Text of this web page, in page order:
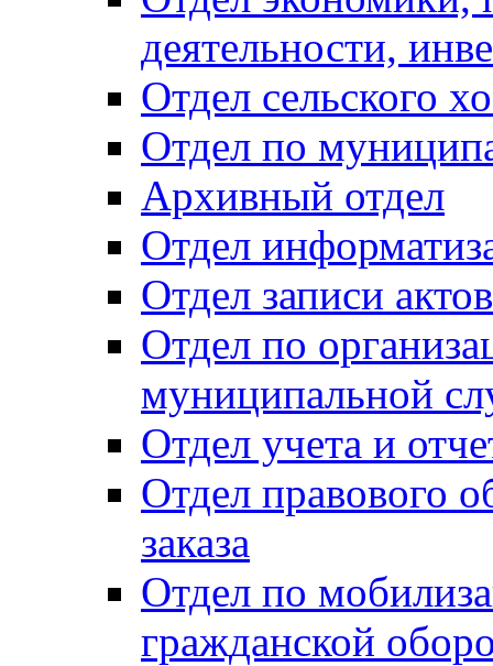
деятельности,
Отдел сельского
Отдел по
Архивный отдел
Отдел
Отдел записи
Отдел по
муниципальной
Отдел учета и
Отдел правового
заказа
Отдел по
гражданской